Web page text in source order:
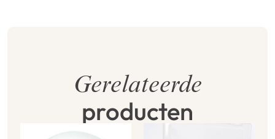
Gerelateerde
producten